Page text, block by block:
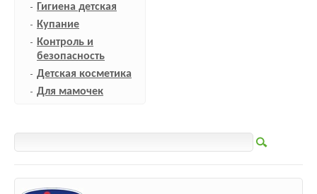
Гигиена детская
Купание
Контроль и
безопасность
Детская косметика
Для мамочек